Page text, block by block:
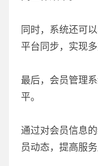
同时，系统还可
平台同步，实现
最后，会员管理
平。
通过对会员信息
员动态，提高服务